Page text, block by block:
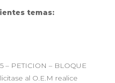
temas:
– PETICION – BLOQUE
al O.E.M realice